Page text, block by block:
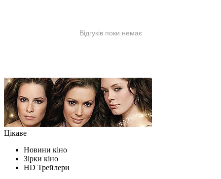
Цікаве
Новини кіно
Зірки кіно
HD Трейлери